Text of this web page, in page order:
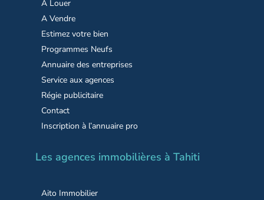
A Louer
A Vendre
Estimez votre bien
Programmes Neufs
Annuaire des entreprises
Service aux agences
Régie publicitaire
Contact
Inscription à l’annuaire pro
Les agences immobilières à Tahiti
Aito Immobilier